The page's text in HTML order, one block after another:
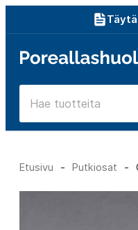
sisältöön
Poreallashuolto
Etusivu - Putkiosat -